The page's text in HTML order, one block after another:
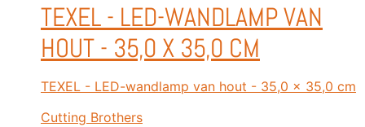
TEXEL - LED-WANDLAMP VAN
HOUT - 35,0 X 35,0 CM
TEXEL - LED-wandlamp van hout - 35,0 x 35,0 cm
Cutting Brothers